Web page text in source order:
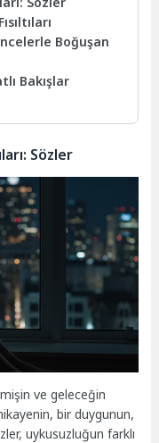
Boğuşan
Bakışlar
Sözler
ve geleceğin
bir duygunun,
uykusuzluğun farklı